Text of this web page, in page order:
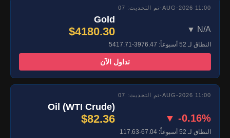
تم التحديث: 07-AUG-2026 11:00
Gold
$4180.30 ▼ N/A
النطاق لـ 52 أسبوعاً: 3976.47-5417.71
تداول الآن
تم التحديث: 07-AUG-2026 11:00
Oil (WTI Crude)
$82.36 ▼ -0.16%
النطاق لـ 52 أسبوعاً: 67.04-117.63